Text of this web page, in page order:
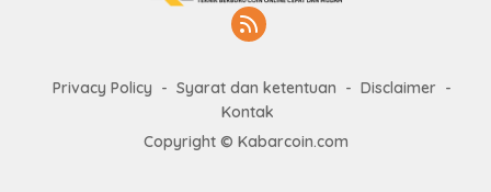
Privacy Policy Syarat dan ketentuan
Disclaimer
Kontak
Copyright © Kabarcoin.com